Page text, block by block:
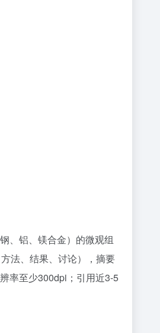
、铝、镁合金）的微观组
法、结果、讨论），摘要
率至少300dpi；引用近3-5